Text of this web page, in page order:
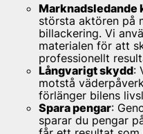
Marknadsledande
största aktören på
billackering. Vi
materialen för att
professionellt
Långvarigt skydd:
motstå
förlänger bilens
Spara pengar:
sparar du pengar